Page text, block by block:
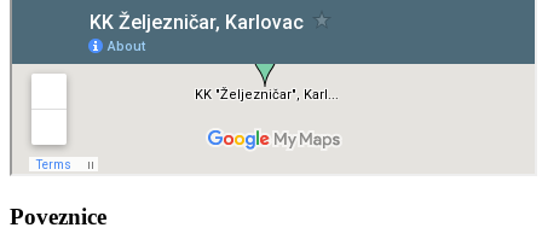
Poveznice